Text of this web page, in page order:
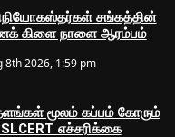
சங்கத்தின்
கிளை நாளை ஆரம்பம்
8th 2026, 1:59 pm
மூலம் கப்பம் கோரும்
எச்சரிக்கை